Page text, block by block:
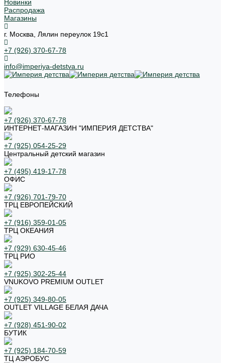
Новинки
Распродажа
Магазины
г. Москва, Лялин переулок 19с1
+7 (926) 370-67-78
info@imperiya-detstva.ru
Телефоны
+7 (926) 370-67-78
ИНТЕРНЕТ-МАГАЗИН "ИМПЕРИЯ ДЕТСТВА"
+7 (925) 054-25-29
Центральный детский магазин
+7 (495) 419-17-78
ОФИС
+7 (926) 701-79-70
ТРЦ ЕВРОПЕЙСКИЙ
+7 (916) 359-01-05
ТРЦ ОКЕАНИЯ
+7 (929) 630-45-46
ТРЦ РИО
+7 (925) 302-25-44
VNUKOVO PREMIUM OUTLET
+7 (925) 349-80-05
OUTLET VILLAGE БЕЛАЯ ДАЧА
+7 (928) 451-90-02
БУТИК
+7 (925) 184-70-59
ТЦ АЭРОБУС